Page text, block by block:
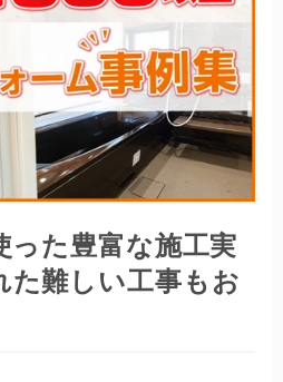
った豊富な施工実
た難しい工事もお